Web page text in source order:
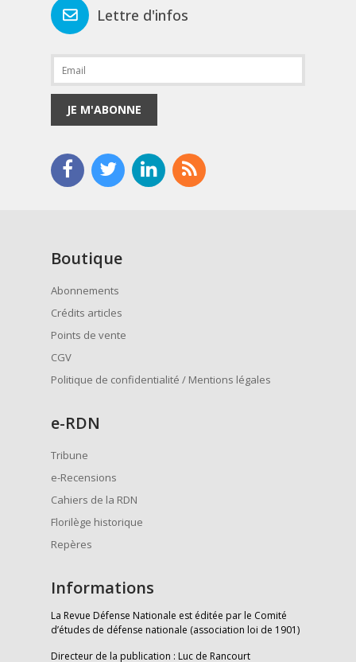
Lettre d'infos
JE M'ABONNE
Boutique
Abonnements
Crédits articles
Points de vente
CGV
Politique de confidentialité / Mentions légales
e-RDN
Tribune
e-Recensions
Cahiers de la RDN
Florilège historique
Repères
Informations
La Revue Défense Nationale est éditée par le Comité
d’études de défense nationale (association loi de 1901)
Directeur de la publication : Luc de Rancourt